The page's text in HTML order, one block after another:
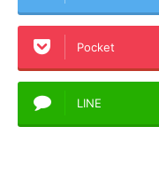
Pocket
LINE